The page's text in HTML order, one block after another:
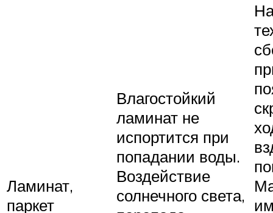
Ламинат,
паркет
Влагостойкий
ламинат не
испортится при
попадании воды.
Воздействие
солнечного света,